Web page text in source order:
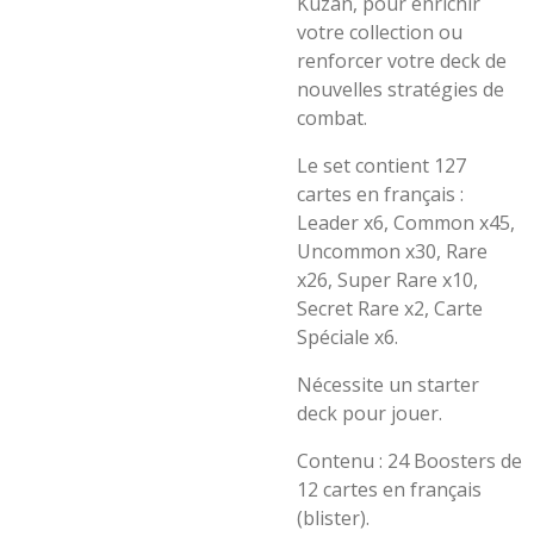
votre collection ou
renforcer votre deck de
nouvelles stratégies de
combat.
Le set contient 127
cartes en français :
Leader x6, Common x45,
Uncommon x30, Rare
x26, Super Rare x10,
Secret Rare x2, Carte
Spéciale x6.
Nécessite un starter
deck pour jouer.
Contenu : 24 Boosters de
12 cartes en français
(blister).